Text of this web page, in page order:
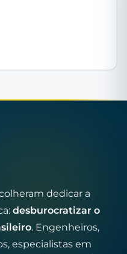
dedicar a
desburocratizar o
. Engenheiros,
especialistas em